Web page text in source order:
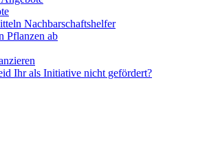
Nachbarschaftshelfer
Pflanzen ab
Ihr als Initiative nicht gefördert?